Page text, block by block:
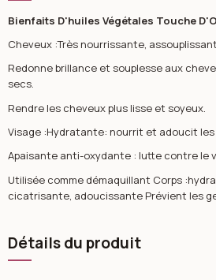
Bienfaits D'huiles Végétales Touche
Cheveux :Très nourrissante,
Redonne brillance et souplesse aux
secs.
Rendre les cheveux plus lisse et soyeux.
Visage :Hydratante: nourrit et adoucit
Apaisante anti-oxydante : lutte contre le
Utilisée comme démaquillant Corps
cicatrisante, adoucissante Prévient les
Détails du produit